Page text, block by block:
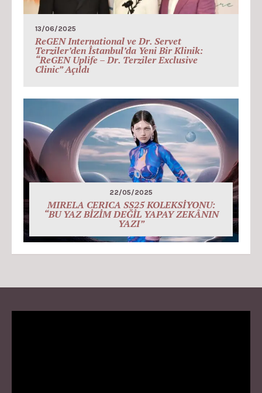
13/06/2025
ReGEN International ve Dr. Servet
Terziler’den İstanbul’da Yeni Bir Klinik:
“ReGEN Uplife – Dr. Terziler Exclusive
Clinic” Açıldı
22/05/2025
MIRELA CERICA SS25 KOLEKSİYONU:
“BU YAZ BİZİM DEĞİL YAPAY ZEKÂNIN
YAZI”